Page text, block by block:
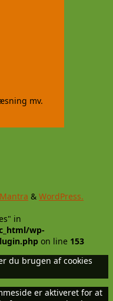
mv.
Mantra & WordPress.
in
wp-
on line 153
du brugen af cookies
er aktiveret for at